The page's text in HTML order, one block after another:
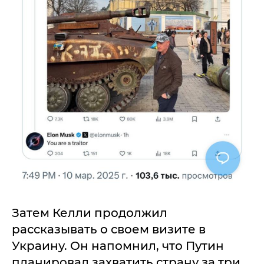
Затем Келли продолжил
рассказывать о своем визите в
Украину. Он напомнил, что Путин